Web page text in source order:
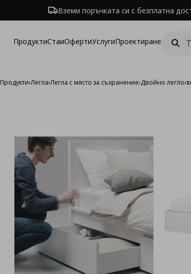
Вземи поръчката си с безплатна
ПродуктиСтаиОфертиУслугиПроектиране
Продукти›Легла›Легла с място за съхранение›Двойно легло›